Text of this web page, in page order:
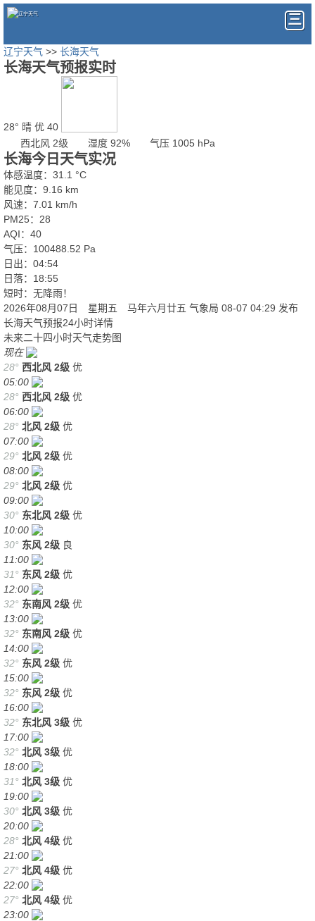
辽宁天气 >> 长海天气
长海天气预报实时
28° 晴 优 40
西北风 2级
湿度 92% 气压 1005 hPa
长海今日天气实况
体感温度：31.1 °C
能见度：9.16 km
风速：7.01 km/h
PM25：28
AQI：40
气压：100488.52 Pa
日出：04:54
日落：18:55
短时：无降雨！
2026年08月07日 星期五 马年六月廿五 气象局 08-07 04:29 发布
长海天气预报24小时详情
未来二十四小时天气走势图
现在
28° 西北风 2级 优
05:00
28° 西北风 2级 优
06:00
28° 北风 2级 优
07:00
29° 北风 2级 优
08:00
29° 北风 2级 优
09:00
30° 东北风 2级 优
10:00
30° 东风 2级 良
11:00
31° 东风 2级 优
12:00
32° 东南风 2级 优
13:00
32° 东南风 2级 优
14:00
32° 东风 2级 优
15:00
32° 东风 2级 优
16:00
32° 东北风 3级 优
17:00
32° 北风 3级 优
18:00
31° 北风 3级 优
19:00
30° 北风 3级 优
20:00
28° 北风 4级 优
21:00
27° 北风 4级 优
22:00
27° 北风 4级 优
23:00